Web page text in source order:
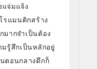
แจ่มแจ้ง
รแมนติกสร้าง
มากจำเป็นต้อง
รู้สึกเป็นหลักอยู่
ตอนกลางดึกก็